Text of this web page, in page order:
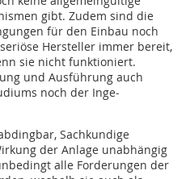
gibt. Zudem sind die
für den Einbau noch
Hersteller immer bereit,
sie nicht funktioniert.
und Ausführung auch
noch der Inge­
Sachkundige
der Anlage unabhängig
alle Forderungen der